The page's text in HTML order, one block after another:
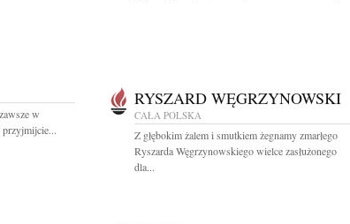
w
przyjmijcie...
RYSZARD WĘGRZYNOWSKI
CAŁA POLSKA
Z głębokim żalem i smutkiem żegnamy zmarłego
Ryszarda Węgrzynowskiego wielce zasłużonego
dla...